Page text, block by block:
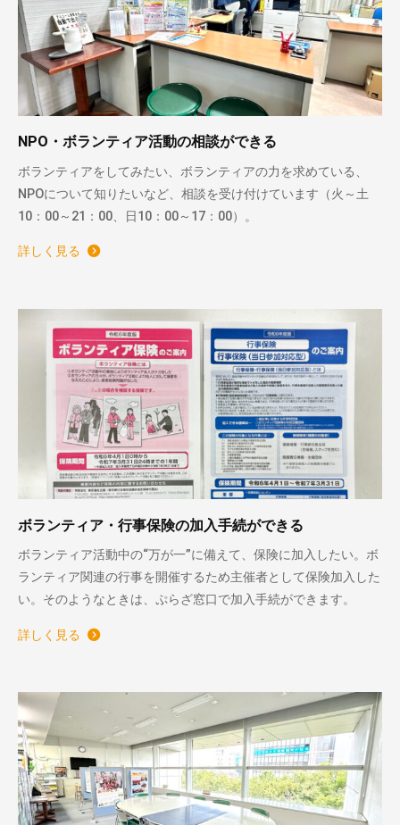
NPO・ボランティア活動の相談ができる
ボランティアをしてみたい、ボランティアの力を求めている、
NPOについて知りたいなど、相談を受け付けています（火～土
10：00～21：00、日10：00～17：00）。
詳しく見る
ボランティア・行事保険の加入手続ができる
ボランティア活動中の“万が一”に備えて、保険に加入したい。ボ
ランティア関連の行事を開催するため主催者として保険加入した
い。そのようなときは、ぷらざ窓口で加入手続ができます。
詳しく見る